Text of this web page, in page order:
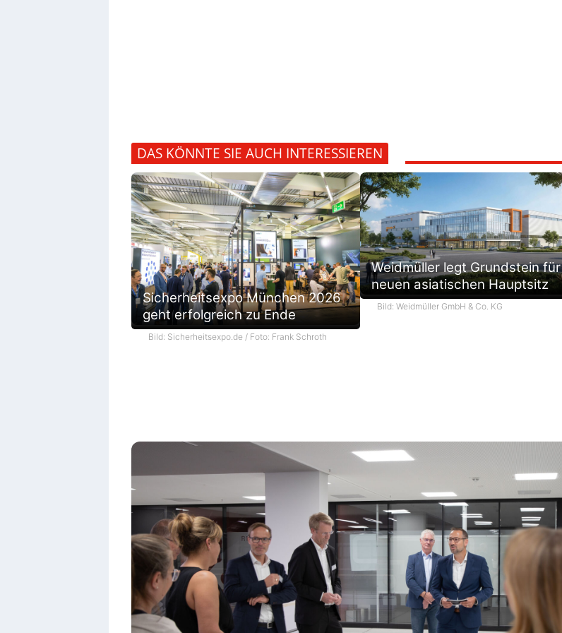
DAS KÖNNTE SIE AUCH INTERESSIEREN
Sicherheitsexpo München 2026
geht erfolgreich zu Ende
Bild: Sicherheitsexpo.de / Foto: Frank Schroth
Weidmüller legt Grundstein für
neuen asiatischen Hauptsitz
Bild: Weidmüller GmbH & Co. KG